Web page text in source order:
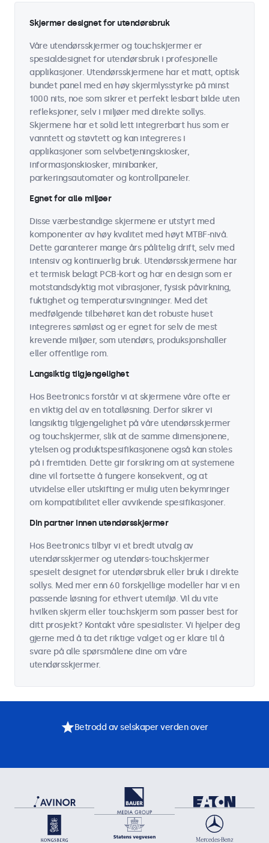
Skjermer designet for utendørsbruk
Våre utendørsskjermer og touchskjermer er
spesialdesignet for utendørsbruk i profesjonelle
applikasjoner. Utendørsskjermene har et matt, optisk
bundet panel med en høy skjermlysstyrke på minst
1000 nits, noe som sikrer et perfekt lesbart bilde uten
refleksjoner, selv i miljøer med direkte sollys.
Skjermene har et solid lett integrerbart hus som er
vanntett og støvtett og kan integreres i
applikasjoner som selvbetjeningskiosker,
informasjonskiosker, minibanker,
parkeringsautomater og kontrollpaneler.
Egnet for alle miljøer
Disse værbestandige skjermene er utstyrt med
komponenter av høy kvalitet med høyt MTBF-nivå.
Dette garanterer mange års pålitelig drift, selv med
intensiv og kontinuerlig bruk. Utendørsskjermene har
et termisk belagt PCB-kort og har en design som er
motstandsdyktig mot vibrasjoner, fysisk påvirkning,
fuktighet og temperatursvingninger. Med det
medfølgende tilbehøret kan det robuste huset
integreres sømløst og er egnet for selv de mest
krevende miljøer, som utendørs, produksjonshaller
eller offentlige rom.
Langsiktig tilgjengelighet
Hos Beetronics forstår vi at skjermene våre ofte er
en viktig del av en totalløsning. Derfor sikrer vi
langsiktig tilgjengelighet på våre utendørsskjermer
og touchskjermer, slik at de samme dimensjonene,
ytelsen og produktspesifikasjonene også kan stoles
på i fremtiden. Dette gir forsikring om at systemene
dine vil fortsette å fungere konsekvent, og at
utvidelse eller utskifting er mulig uten bekymringer
om kompatibilitet eller avvikende spesifikasjoner.
Din partner innen utendørsskjermer
Hos Beetronics tilbyr vi et bredt utvalg av
utendørsskjermer og utendørs-touchskjermer
spesielt designet for utendørsbruk eller bruk i direkte
sollys. Med mer enn 60 forskjellige modeller har vi en
passende løsning for ethvert utemiljø. Vil du vite
hvilken skjerm eller touchskjerm som passer best for
ditt prosjekt? Kontakt våre spesialister. Vi hjelper deg
gjerne med å ta det riktige valget og er klare til å
svare på alle spørsmålene dine om våre
utendørsskjermer.
Betrodd av selskaper verden over